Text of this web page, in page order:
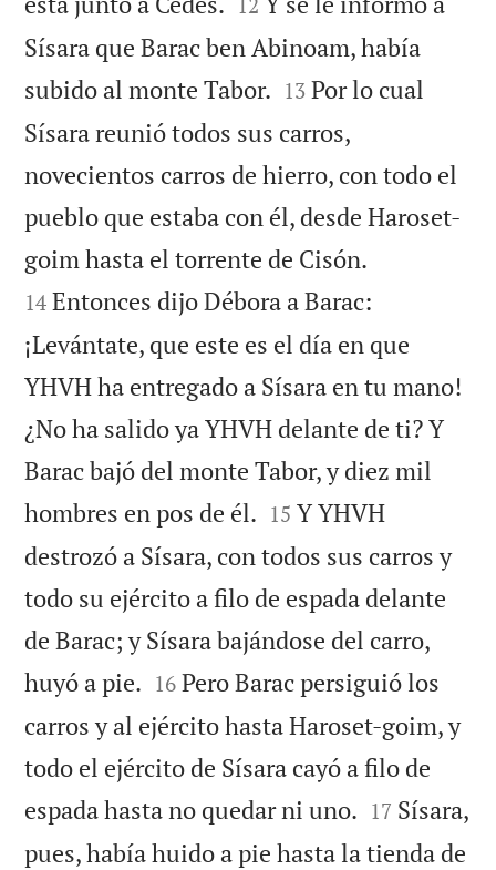
Sísara que Barac ben Abinoam, había
subido al monte Tabor. 

13 Por lo cual
Sísara reunió todos sus carros,
novecientos carros de hierro, con todo el
pueblo que estaba con él, desde Haroset-
goim hasta el torrente de Cisón.
14 Entonces dijo Débora a Barac:
¡Levántate, que este es el día en que
YHVH ha entregado a Sísara en tu mano!
¿No ha salido ya YHVH delante de ti? Y
Barac bajó del monte Tabor, y diez mil
hombres en pos de él. 

15 Y YHVH
destrozó a Sísara, con todos sus carros y
todo su ejército a filo de espada delante
de Barac; y Sísara bajándose del carro,
huyó a pie. 

16 Pero Barac persiguió los
carros y al ejército hasta Haroset-goim, y
todo el ejército de Sísara cayó a filo de
espada hasta no quedar ni uno. 

17 Sísara,
pues, había huido a pie hasta la tienda de